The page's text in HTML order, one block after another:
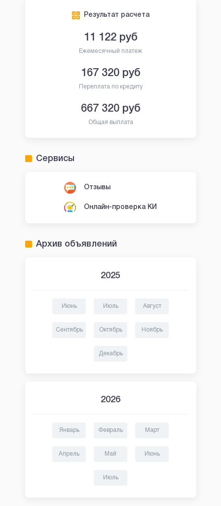
Результат расчета
11 122руб
Ежемесячный платеж
167 320руб
Переплата по кредиту
667 320руб
Общая выплата
Сервисы
Отзывы
Онлайн-проверка КИ
Архив объявлений
2025
Июнь Июль Август
Сентябрь Октябрь Ноябрь
Декабрь
2026
Январь Февраль Март
Апрель Май Июнь
Июль